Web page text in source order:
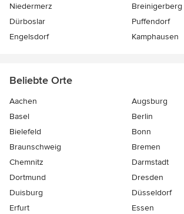
Niedermerz
Breinigerberg
Dürboslar
Puffendorf
Engelsdorf
Kamphausen
Beliebte Orte
Aachen
Augsburg
Basel
Berlin
Bielefeld
Bonn
Braunschweig
Bremen
Chemnitz
Darmstadt
Dortmund
Dresden
Duisburg
Düsseldorf
Erfurt
Essen